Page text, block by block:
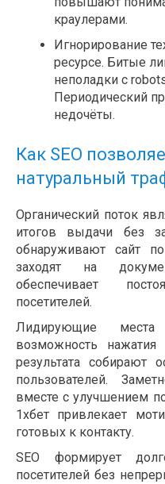
краулерами.
Игнорирование
ресурсе. Битые
неполадки с
Периодический
недочёты.
Как SEO
натуральный
Органический поток
итогов выдачи без
обнаруживают сайт
заходят на
обеспечивает
посетителей.
Лидирующие
возможность
результата собирают
пользователей.
вместе с улучшением
1хбет привлекает
готовых к контакту.
SEO формирует
посетителей без